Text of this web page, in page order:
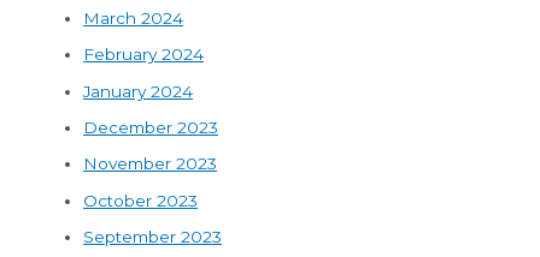
March 2024
February 2024
January 2024
December 2023
November 2023
October 2023
September 2023